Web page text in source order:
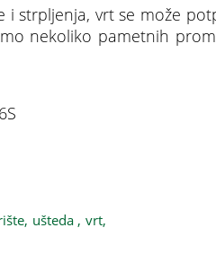
i strpljenja, vrt se može
nekoliko pametnih
ušteda , vrt,